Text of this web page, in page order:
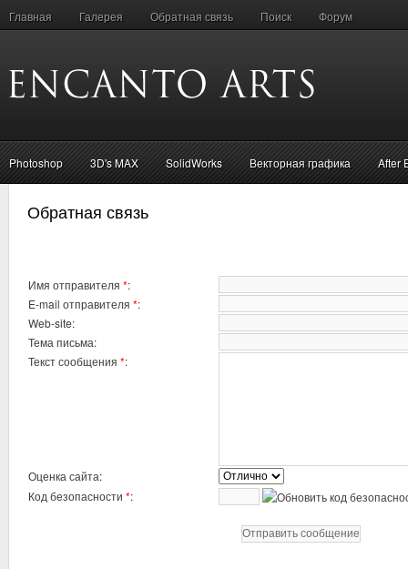
Главная Галерея Обратная связь Поиск Форум
Photoshop 3D's MAX SolidWorks Векторная графика After
Обратная связь
Имя отправителя *:
E-mail отправителя *:
Web-site:
Тема письма:
Текст сообщения *:
Оценка сайта:
Код безопасности *: